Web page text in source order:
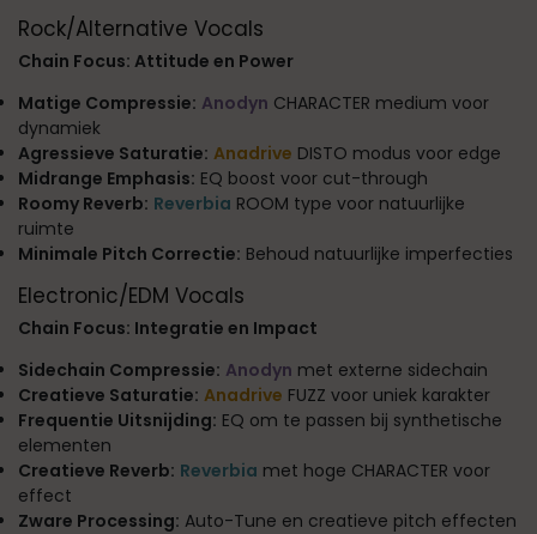
Rock/Alternative Vocals
Chain Focus: Attitude en Power
Matige Compressie: Anodyn CHARACTER medium voor
dynamiek
Agressieve Saturatie: Anadrive DISTO modus voor edge
Midrange Emphasis: EQ boost voor cut-through
Roomy Reverb: Reverbia ROOM type voor natuurlijke
ruimte
Minimale Pitch Correctie: Behoud natuurlijke imperfecties
Electronic/EDM Vocals
Chain Focus: Integratie en Impact
Sidechain Compressie: Anodyn met externe sidechain
Creatieve Saturatie: Anadrive FUZZ voor uniek karakter
Frequentie Uitsnijding: EQ om te passen bij synthetische
elementen
Creatieve Reverb: Reverbia met hoge CHARACTER voor
effect
Zware Processing: Auto-Tune en creatieve pitch effecten